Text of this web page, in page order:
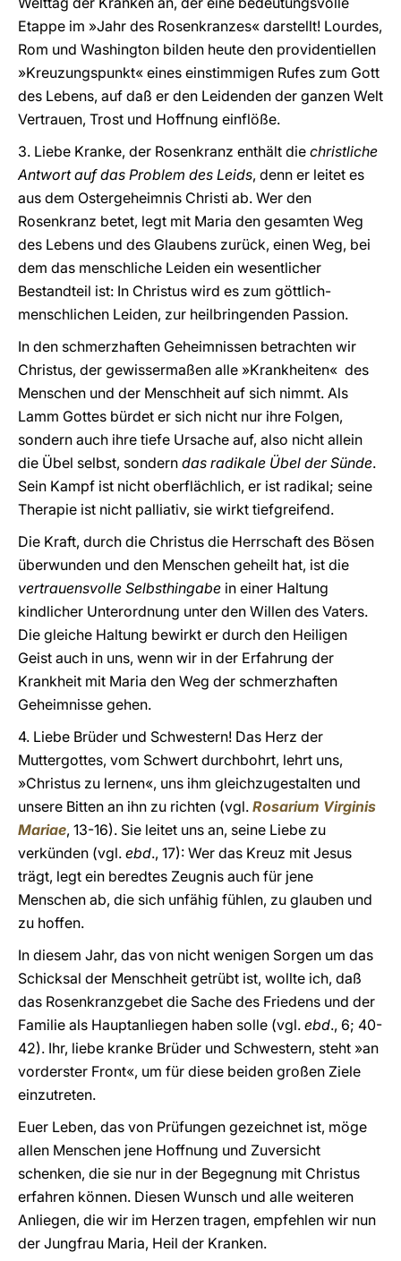
Etappe im »Jahr des Rosenkranzes« darstellt! Lourdes,
Rom und Washington bilden heute den providentiellen
»Kreuzungspunkt« eines einstimmigen Rufes zum Gott
des Lebens, auf daß er den Leidenden der ganzen Welt
Vertrauen, Trost und Hoffnung einflöße.
3. Liebe Kranke, der Rosenkranz enthält die christliche
Antwort auf das Problem des Leids, denn er leitet es
aus dem Ostergeheimnis Christi ab. Wer den
Rosenkranz betet, legt mit Maria den gesamten Weg
des Lebens und des Glaubens zurück, einen Weg, bei
dem das menschliche Leiden ein wesentlicher
Bestandteil ist: In Christus wird es zum göttlich-
menschlichen Leiden, zur heilbringenden Passion.
In den schmerzhaften Geheimnissen betrachten wir
Christus, der gewissermaßen alle »Krankheiten« des
Menschen und der Menschheit auf sich nimmt. Als
Lamm Gottes bürdet er sich nicht nur ihre Folgen,
sondern auch ihre tiefe Ursache auf, also nicht allein
die Übel selbst, sondern das radikale Übel der Sünde.
Sein Kampf ist nicht oberflächlich, er ist radikal; seine
Therapie ist nicht palliativ, sie wirkt tiefgreifend.
Die Kraft, durch die Christus die Herrschaft des Bösen
überwunden und den Menschen geheilt hat, ist die
vertrauensvolle Selbsthingabe in einer Haltung
kindlicher Unterordnung unter den Willen des Vaters.
Die gleiche Haltung bewirkt er durch den Heiligen
Geist auch in uns, wenn wir in der Erfahrung der
Krankheit mit Maria den Weg der schmerzhaften
Geheimnisse gehen.
4. Liebe Brüder und Schwestern! Das Herz der
Muttergottes, vom Schwert durchbohrt, lehrt uns,
»Christus zu lernen«, uns ihm gleichzugestalten und
unsere Bitten an ihn zu richten (vgl. Rosarium Virginis
Mariae, 13-16). Sie leitet uns an, seine Liebe zu
verkünden (vgl. ebd., 17): Wer das Kreuz mit Jesus
trägt, legt ein beredtes Zeugnis auch für jene
Menschen ab, die sich unfähig fühlen, zu glauben und
zu hoffen.
In diesem Jahr, das von nicht wenigen Sorgen um das
Schicksal der Menschheit getrübt ist, wollte ich, daß
das Rosenkranzgebet die Sache des Friedens und der
Familie als Hauptanliegen haben solle (vgl. ebd., 6; 40-
42). Ihr, liebe kranke Brüder und Schwestern, steht »an
vorderster Front«, um für diese beiden großen Ziele
einzutreten.
Euer Leben, das von Prüfungen gezeichnet ist, möge
allen Menschen jene Hoffnung und Zuversicht
schenken, die sie nur in der Begegnung mit Christus
erfahren können. Diesen Wunsch und alle weiteren
Anliegen, die wir im Herzen tragen, empfehlen wir nun
der Jungfrau Maria, Heil der Kranken.